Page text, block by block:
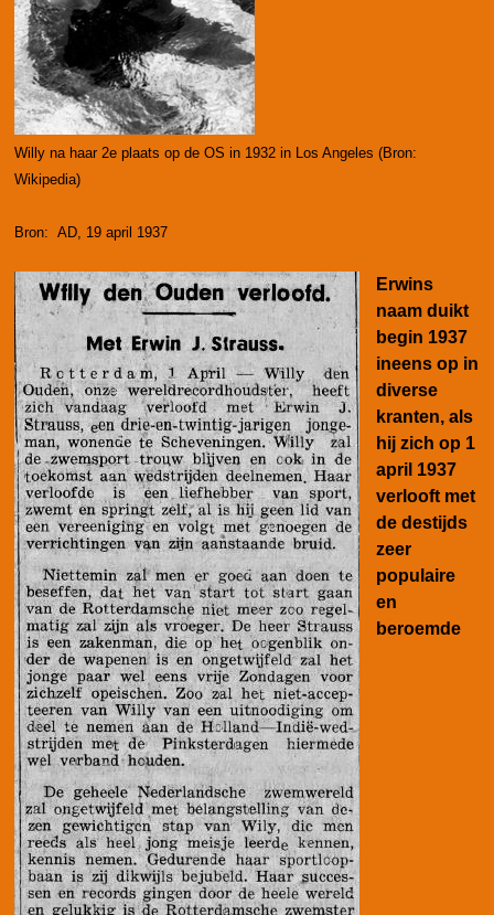
Willy na haar 2e plaats op de OS in 1932 in Los Angeles (Bron:
Wikipedia)
Bron: AD, 19 april 1937
Erwins
naam duikt
begin 1937
ineens op in
diverse
kranten, als
hij zich op 1
april 1937
verlooft met
de destijds
zeer
populaire
en
beroemde